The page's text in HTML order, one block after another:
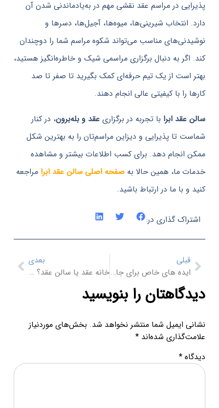
در مراسم عقد نقشی مهم در به‌یادماندنی شدن آن
انتخاب شیرینی‌ها، میوه‌ها، آجیل‌ها، دسرها و
مناسب می‌تواند شکوه مراسم شما را دوچندان
به دنبال برگزاری مراسمی شیک و خاطره‌انگیز هستید،
از یک تیم حرفه‌ای کمک بگیرید تا صفر تا صد
را با کیفیتی عالی انجام دهند.
ابرابا تجربه در برگزاریعقد و بله‌برون ، در کنار
تا پذیرایی و دیزاین مراسم‌تان را به بهترین شکل
دهد. برای کسب اطلاعات بیشتر و مشاهده
ما، همین حالا بهصفحه اصلی سالن عقد ابرامراجعه
با ما در ارتباط باشید.
گذاری در:
ایده های خاص برای جایگاه عروس و داماد در عقد
خانه عقد یا سالن عقد؟ راهنمای انتخاب بهترین گزینه
را بنویسید
ایمیل شما منتشر نخواهد شد. بخش‌های موردنیاز
شده‌اند*